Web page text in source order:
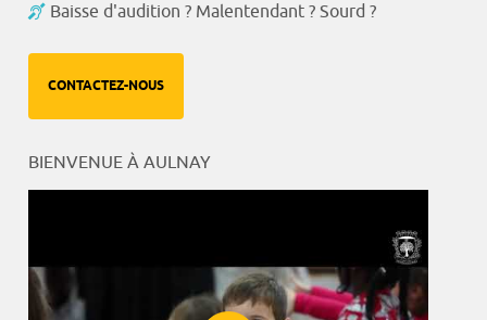
Baisse d'audition ? Malentendant ? Sourd ?
CONTACTEZ-NOUS
BIENVENUE À AULNAY